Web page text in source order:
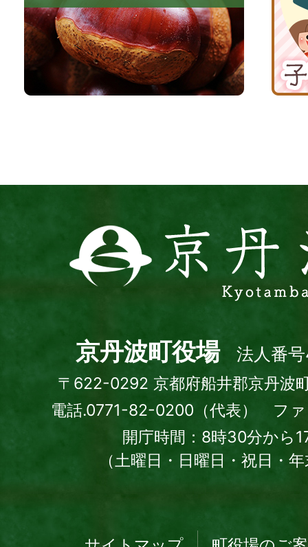
町
京
税
て
応
援
丹
波
town
京丹波町役場 法人番
〒622-0292 京都府船井郡京丹波
電話.0771-82-0200（代表） フ
開庁時間：8時30分から
（土曜日・日曜日・祝日・